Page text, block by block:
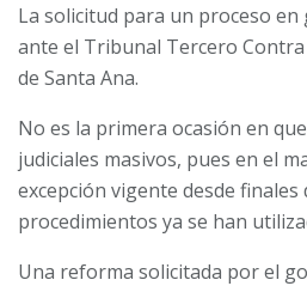
— Fiscalía General de la
(@FGR_SV)August 23, 2024
La solicitud para un proceso
ante el Tribunal Tercero
de Santa Ana.
No es la primera ocasión en
judiciales masivos, pues en el
excepción vigente desde finales
procedimientos ya se han
Una reforma solicitada por el